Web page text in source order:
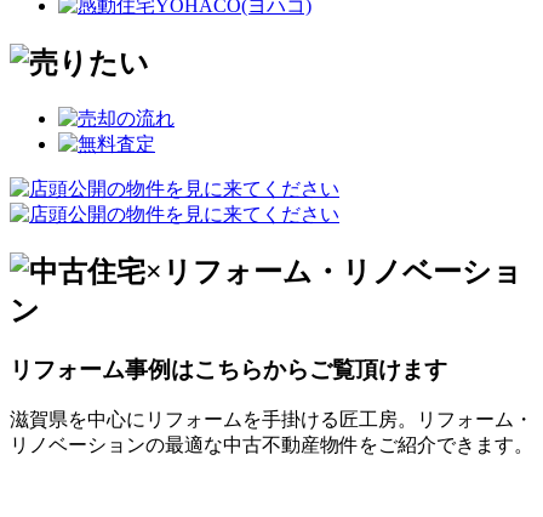
リフォーム事例はこちらからご覧頂けます
滋賀県を中心にリフォームを手掛ける匠工房。リフォーム・
リノベーションの最適な中古不動産物件をご紹介できます。